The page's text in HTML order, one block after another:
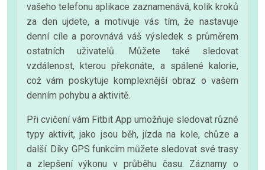
vašeho telefonu aplikace zaznamenává, kolik kroků
za den ujdete, a motivuje vás tím, že nastavuje
denní cíle a porovnává váš výsledek s průměrem
ostatních uživatelů. Můžete také sledovat
vzdálenost, kterou překonáte, a spálené kalorie,
což vám poskytuje komplexnější obraz o vašem
denním pohybu a aktivitě.
Při cvičení vám Fitbit App umožňuje sledovat různé
typy aktivit, jako jsou běh, jízda na kole, chůze a
další. Díky GPS funkcím můžete sledovat své trasy
a zlepšení výkonu v průběhu času. Záznamy o